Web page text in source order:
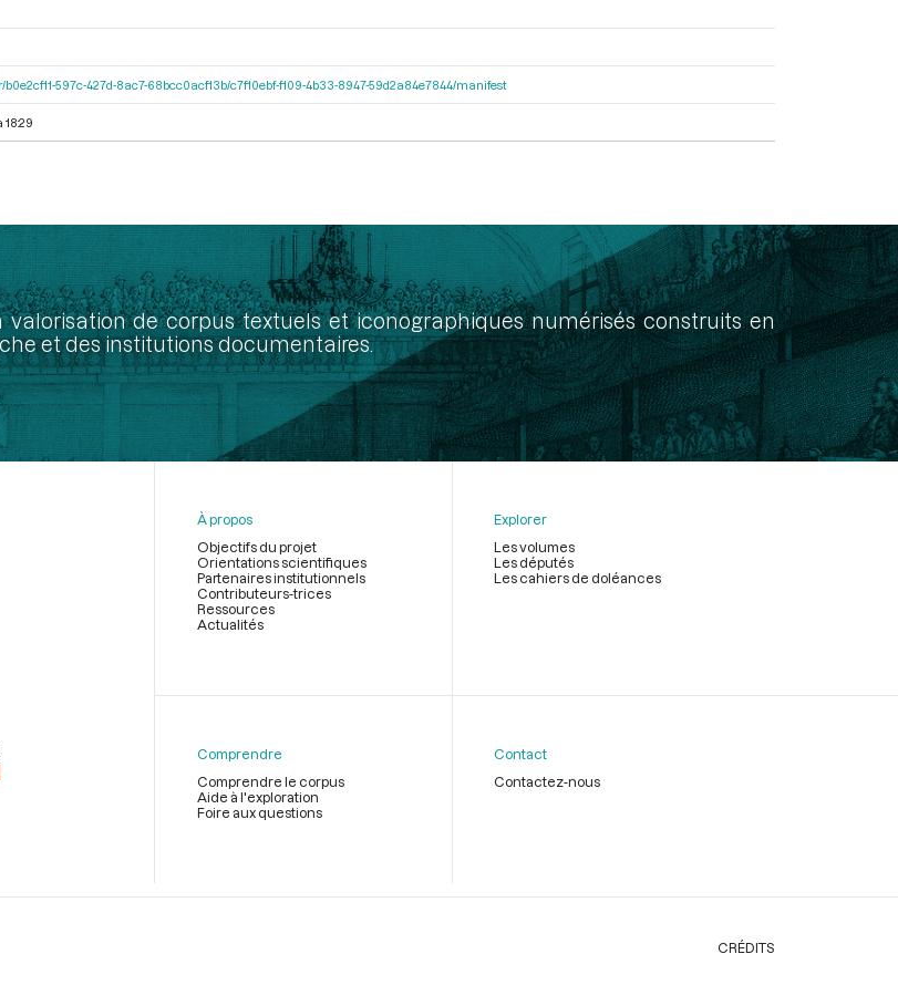
b0e2cf11-597c-427d-8ac7-68bcc0acf13b/c7f10ebf-f109-4b33-8947-59d2a84e7844/manifest
18:29
de corpus textuels et iconographiques numérisés construits en
et des institutions documentaires.
page
À propos
Objectifs du projet
Orientations scientifiques
Partenaires institutionnels
Contributeurs-trices
Ressources
Actualités
Explorer
Les volumes
Les députés
Les cahiers de doléances
Comprendre
Comprendre le corpus
Aide à l'exploration
Foire aux questions
Contact
Contactez-nous
CRÉDITS